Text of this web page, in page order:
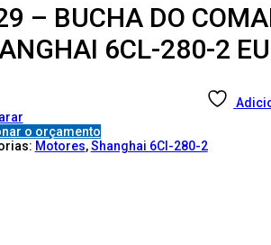
– BUCHA DO
6CL-280-2
o orçamento
Motores,Shanghai 6Cl-280-2